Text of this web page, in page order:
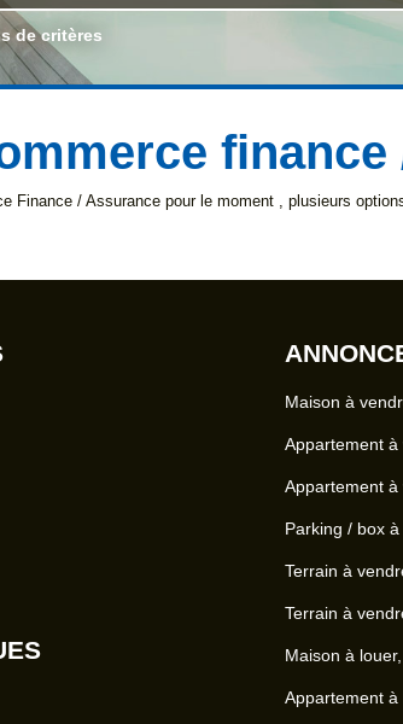
de critères
finance
Finance / Assurance pour le moment , plusieurs
Maison à
Appartement
Appartement
Parking / box
Terrain à
Terrain à
Maison à
Appartement